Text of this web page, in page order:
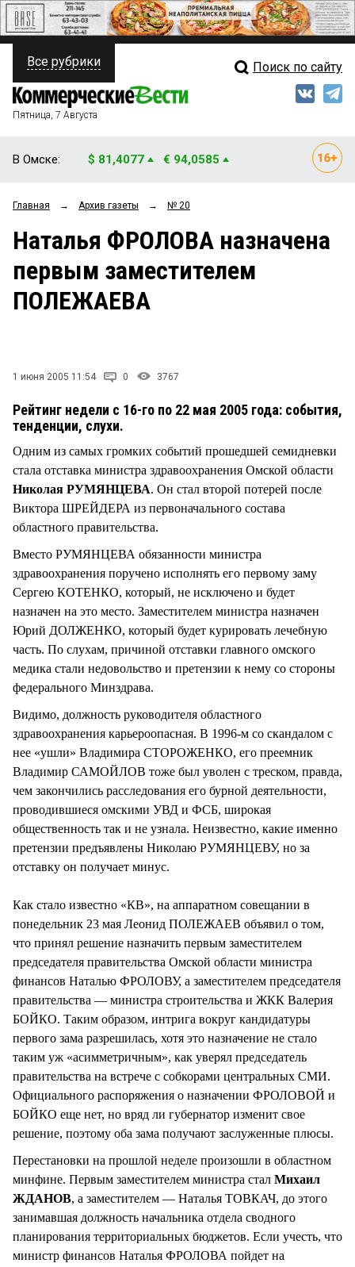
ПОЛИТИКА
ФИНАНСЫ
ОБЩЕСТВО
ЗАКОН
НОВОСТИ КОМПАНИЙ
Свежий выпуск
Рейтинги
Блоги
Все рубрики Поиск по сайту
Пятница, 7 Августа
В Омске: $ 81,4077 € 94,0585
Главная → Архив газеты → № 20
Наталья ФРОЛОВА назначена
первым заместителем
ПОЛЕЖАЕВА
1 июня 2005 11:54 0 3767
Рейтинг недели с 16-го по 22 мая 2005 года: события,
тенденции, слухи.
Одним из самых громких событий прошедшей семидневки
стала отставка министра здравоохранения Омской области
Николая РУМЯНЦЕВА. Он стал второй потерей после
Виктора ШРЕЙДЕРА из первоначального состава
областного правительства.
Вместо РУМЯНЦЕВА обязанности министра
здравоохранения поручено исполнять его первому заму
Сергею КОТЕНКО, который, не исключено и будет
назначен на это место. Заместителем министра назначен
Юрий ДОЛЖЕНКО, который будет курировать лечебную
часть. По слухам, причиной отставки главного омского
медика стали недовольство и претензии к нему со стороны
федерального Минздрава.
Видимо, должность руководителя областного
здравоохранения карьероопасная. В 1996-м со скандалом с
нее «ушли» Владимира СТОРОЖЕНКО, его преемник
Владимир САМОЙЛОВ тоже был уволен с треском, правда,
чем закончились расследования его бурной деятельности,
проводившиеся омскими УВД и ФСБ, широкая
общественность так и не узнала. Неизвестно, какие именно
претензии предъявлены Николаю РУМЯНЦЕВУ, но за
отставку он получает минус.
Как стало известно «КВ», на аппаратном совещании в
понедельник 23 мая Леонид ПОЛЕЖАЕВ объявил о том,
что принял решение назначить первым заместителем
председателя правительства Омской области министра
финансов Наталью ФРОЛОВУ, а заместителем председателя
правительства — министра строительства и ЖКК Валерия
БОЙКО. Таким образом, интрига вокруг кандидатуры
первого зама разрешилась, хотя это назначение не стало
таким уж «асимметричным», как уверял председатель
правительства на встрече с собкорами центральных СМИ.
Официального распоряжения о назначении ФРОЛОВОЙ и
БОЙКО еще нет, но вряд ли губернатор изменит свое
решение, поэтому оба зама получают заслуженные плюсы.
Перестановки на прошлой неделе произошли в областном
минфине. Первым заместителем министра стал Михаил
ЖДАНОВ, а заместителем — Наталья ТОВКАЧ, до этого
занимавшая должность начальника отдела сводного
планирования территориальных бюджетов. Если учесть, что
министр финансов Наталья ФРОЛОВА пойдет на